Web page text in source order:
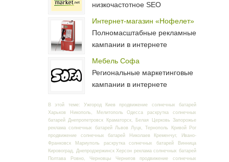
низкочастотное SEO
Интернет-магазин «Нофелет»
Полномасштабные рекламные
кампании в интернете
Мебель Софа
Региональные маркетинговые
кампании в интернете
В этой теме: Ужгород Киев продвижение солнечных батарей
Харьков Никополь, Мелитополь Одесса раскрутка солнечных
батарей Днепропетровск Краматорск, Белая Церковь Запорожье
реклама солнечных батарей Львов Луцк, Тернополь Кривой Рог
продвижение солнечных батарей Николаев Кременчуг, Ивано-
Франковск Мариуполь раскрутка солнечных батарей Винница
Кировоград, Днепродзержинск Херсон реклама солнечных батарей
Полтава Ровно, Черновцы Чернигов продвижение солнечных